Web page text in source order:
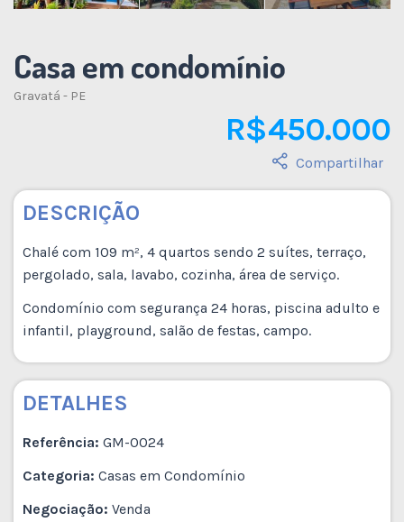
Casa em condomínio
Gravatá - PE
R$ 450.000
Compartilhar
DESCRIÇÃO
Chalé com 109 m², 4 quartos sendo 2 suítes, terraço,
pergolado, sala, lavabo, cozinha, área de serviço.
Condomínio com segurança 24 horas, piscina adulto e
infantil, playground, salão de festas, campo.
DETALHES
Referência: GM-0024
Categoria: Casas em Condomínio
Negociação: Venda